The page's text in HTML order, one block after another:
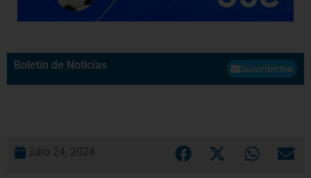
Boletín de Noticias Suscribirme
julio 24, 2024